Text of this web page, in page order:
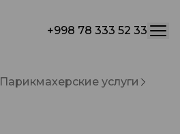
+998 78 333 52 33
Парикмахерские услуги